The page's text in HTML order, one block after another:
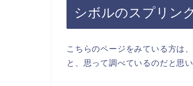
シボルのスプリン
こちらのページをみている方は
と、思って調べているのだと思い